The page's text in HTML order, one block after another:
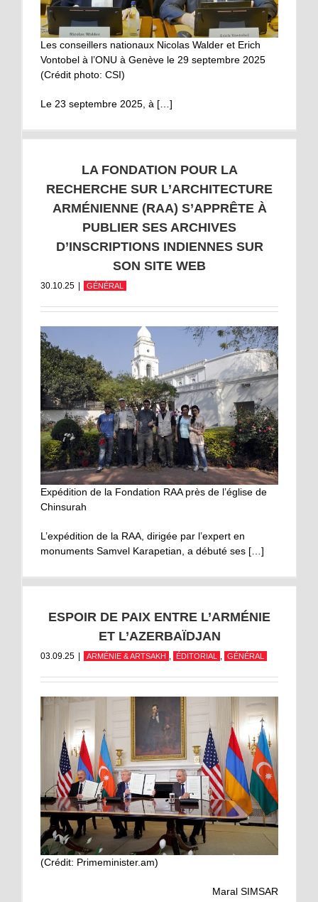
Les conseillers nationaux Nicolas Walder et Erich
Vontobel à l’ONU à Genève le 29 septembre 2025
(Crédit photo: CSI)
Le 23 septembre 2025, à […]
LA FONDATION POUR LA
RECHERCHE SUR L’ARCHITECTURE
ARMÉNIENNE (RAA) S’APPRÊTE À
PUBLIER SES ARCHIVES
D’INSCRIPTIONS INDIENNES SUR
SON SITE WEB
30.10.25 GÉNÉRAL
Expédition de la Fondation RAA près de l’église de
Chinsurah
L’expédition de la RAA, dirigée par l’expert en
monuments Samvel Karapetian, a débuté ses […]
ESPOIR DE PAIX ENTRE L’ARMÉNIE
ET L’AZERBAÏDJAN
03.09.25 ARMÉNIE & ARTSAKH , ÉDITORIAL , GÉNÉRAL
(Crédit: Primeminister.am)
Maral SIMSAR